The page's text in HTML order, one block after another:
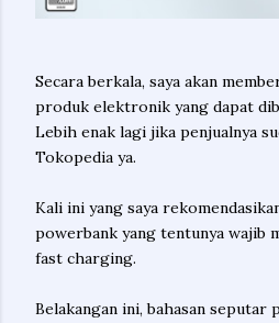
Secara berkala, saya akan
produk elektronik yang dapat
Lebih enak lagi jika penjualnya
Tokopedia ya.
Kali ini yang saya
powerbank yang tentunya wajib
fast charging.
Belakangan ini, bahasan